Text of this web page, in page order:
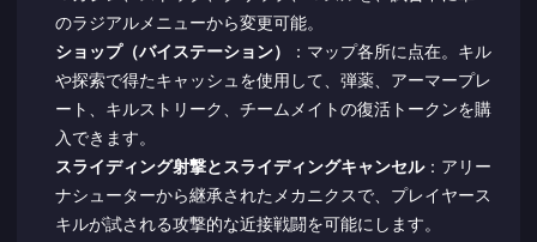
のラジアルメニューから変更可能。
ショップ（バイステーション）
：マップ各所に点在。キル
や探索で得たキャッシュを使用して、弾薬、アーマープレ
ート、キルストリーク、チームメイトの復活トークンを購
入できます。
スライディング射撃とスライディングキャンセル：アリー
ナシューターから継承されたメカニクスで、プレイヤース
キルが試される攻撃的な近接戦闘を可能にします。